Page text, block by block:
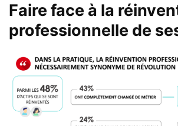
Faire face à la
professionnelle de